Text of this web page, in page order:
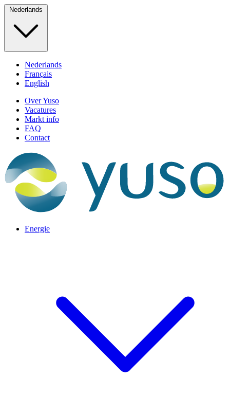
Nederlands
Nederlands
Français
English
Over Yuso
Vacatures
Markt info
FAQ
Contact
Energie